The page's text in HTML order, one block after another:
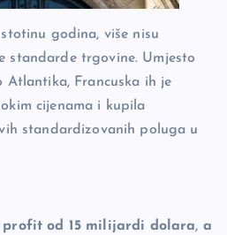
godina, više nisu
standarde trgovine. Umjesto
Francuska ih je
cijenama i kupila
standardizovanih poluga u
profit od 15 milijardi dolara, a